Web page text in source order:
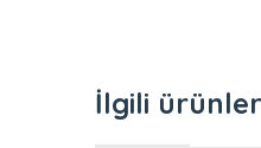
İlgili ürünler